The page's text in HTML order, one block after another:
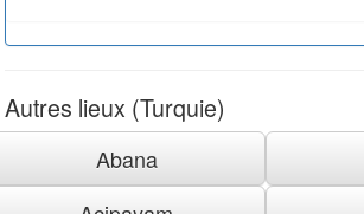
Autres lieux (Turquie)
Abana